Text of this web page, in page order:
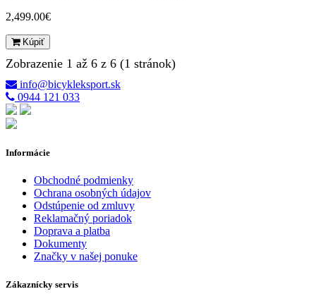
2,499.00€
Kúpiť
Zobrazenie 1 až 6 z 6 (1 stránok)
info@bicykleksport.sk
0944 121 033
Informácie
Obchodné podmienky
Ochrana osobných údajov
Odstúpenie od zmluvy
Reklamačný poriadok
Doprava a platba
Dokumenty
Značky v našej ponuke
Zákaznícky servis